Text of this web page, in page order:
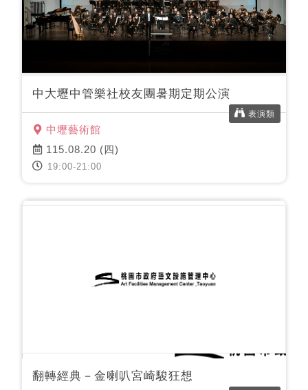
中大壢中管樂社校友團暑期定期公演
中壢藝術館
表演類
115.08.20 (四)
19:00-21:00
翻轉經典－金喇叭宮崎駿狂想